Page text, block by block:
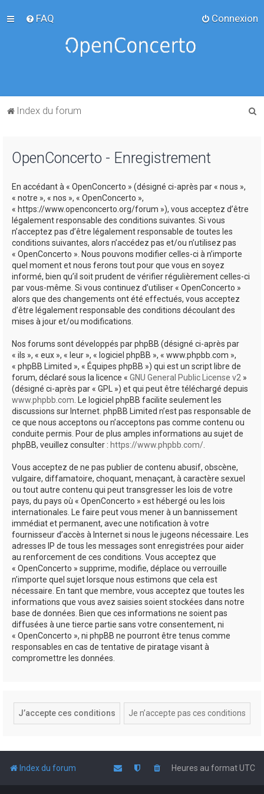
FAQ Connexion
Index du forum
OpenConcerto - Enregistrement
En accédant à « OpenConcerto » (désigné ci-après par « nous »,
« notre », « nos », « OpenConcerto »,
« https://www.openconcerto.org/forum »), vous acceptez d’être
légalement responsable des conditions suivantes. Si vous
n’acceptez pas d’être légalement responsable de toutes les
conditions suivantes, alors n’accédez pas et/ou n’utilisez pas
« OpenConcerto ». Nous pouvons modifier celles-ci à n’importe
quel moment et nous ferons tout pour que vous en soyez
informé, bien qu’il soit prudent de vérifier régulièrement celles-ci
par vous-même. Si vous continuez d’utiliser « OpenConcerto »
alors que des changements ont été effectués, vous acceptez
d’être légalement responsable des conditions découlant des
mises à jour et/ou modifications.
Nos forums sont développés par phpBB (désigné ci-après par
« ils », « eux », « leur », « logiciel phpBB », « www.phpbb.com »,
« phpBB Limited », « Équipes phpBB ») qui est un script libre de
forum, déclaré sous la licence « GNU General Public License v2 »
(désigné ci-après par « GPL ») et qui peut être téléchargé depuis
www.phpbb.com. Le logiciel phpBB facilite seulement les
discussions sur Internet. phpBB Limited n’est pas responsable de
ce que nous acceptons ou n’acceptons pas comme contenu ou
conduite permis. Pour de plus amples informations au sujet de
phpBB, veuillez consulter : https://www.phpbb.com/.
Vous acceptez de ne pas publier de contenu abusif, obscène,
vulgaire, diffamatoire, choquant, menaçant, à caractère sexuel
ou tout autre contenu qui peut transgresser les lois de votre
pays, du pays où « OpenConcerto » est hébergé ou les lois
internationales. Le faire peut vous mener à un bannissement
immédiat et permanent, avec une notification à votre
fournisseur d’accès à Internet si nous le jugeons nécessaire. Les
adresses IP de tous les messages sont enregistrées pour aider
au renforcement de ces conditions. Vous acceptez que
« OpenConcerto » supprime, modifie, déplace ou verrouille
n’importe quel sujet lorsque nous estimons que cela est
nécessaire. En tant que membre, vous acceptez que toutes les
informations que vous avez saisies soient stockées dans notre
base de données. Bien que ces informations ne soient pas
diffusées à une tierce partie sans votre consentement, ni
« OpenConcerto », ni phpBB ne pourront être tenus comme
responsables en cas de tentative de piratage visant à
compromettre les données.
Index du forum Heures au formatUTC